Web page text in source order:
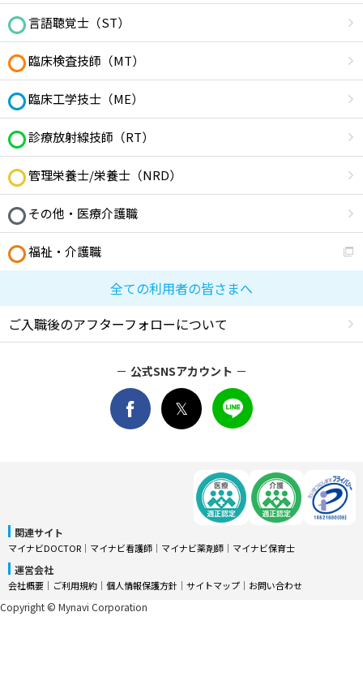
言語聴覚士（ST）
臨床検査技師（MT）
臨床工学技士（ME）
診療放射線技師（RT）
管理栄養士/栄養士（NRD）
その他・医療介護職
福祉・介護職
全ての利用者の皆さまへ
ご入職後のアフターフォローについて
公式SNSアカウント
関連サイト
マイナビDOCTOR │ マイナビ看護師 │ マイナビ薬剤師 │ マイナビ保育士
運営会社
会社概要 │ ご利用規約 │ 個人情報保護方針 │ サイトマップ │ お問い合わせ
Copyright © Mynavi Corporation